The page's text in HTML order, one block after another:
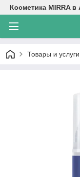
Косметика MIRRA
Товары и услуги